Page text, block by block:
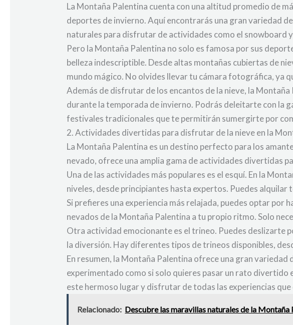
La Montaña Palentina cuenta con una altitud promedio de
deportes de invierno. Aquí encontrarás una gran variedad
naturales para disfrutar de actividades como el snowboard
Pero la Montaña Palentina no solo es famosa por sus
belleza indescriptible. Desde altas montañas cubiertas de
mundo mágico. No olvides llevar tu cámara fotográfica, ya
Además de disfrutar de los encantos de la nieve, la
durante la temporada de invierno. Podrás deleitarte con la
festivales tradicionales que te permitirán sumergirte por
2. Actividades divertidas para disfrutar de la nieve en la
La Montaña Palentina es un destino perfecto para los
nevado, ofrece una amplia gama de actividades divertidas
Una de las actividades más populares es el esquí. En la
niveles, desde principiantes hasta expertos. Puedes
Si prefieres una experiencia más relajada, puedes optar
nevados de la Montaña Palentina a tu propio ritmo. Solo
Otra actividad emocionante es el trineo. Puedes deslizarte
la diversión. Hay diferentes tipos de trineos disponibles,
En resumen, la Montaña Palentina ofrece una gran
experimentado como si solo quieres pasar un rato
este hermoso lugar y disfrutar de todas las experiencias
Relacionado: Descubre las maravillas naturales de la